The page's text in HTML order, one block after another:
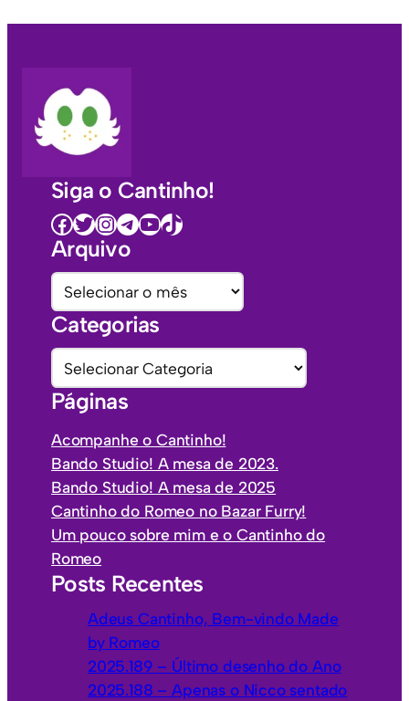
Siga o Cantinho!
Facebook Twitter InstagramTelegramYoutube TikTok
Arquivo
A
r
q
u
v
s
Categorias
C
a
t
e
g
o
i
a
s
Páginas
Acompanhe o Cantinho!
Bando Studio! A mesa de 2023.
Bando Studio! A mesa de 2025
Cantinho do Romeo no Bazar Furry!
Um pouco sobre mim e o Cantinho do
Romeo
Posts Recentes
Adeus Cantinho, Bem-vindo Made
by Romeo
2025.189 – Último desenho do Ano
2025.188 – Apenas o Nicco sentado